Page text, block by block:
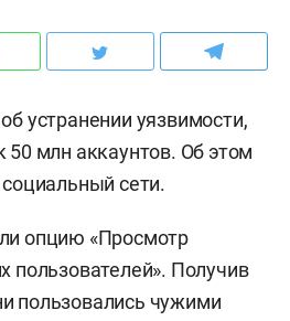
устранении уязвимости,
млн аккаунтов. Об этом
социальный сети.
опцию «Просмотр
пользователей». Получив
пользовались чужими